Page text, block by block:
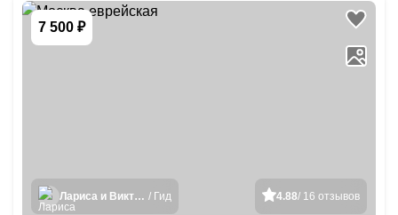
7 500 ₽
4.88/ 16 отзывов
Лариса и Виктория / Гид